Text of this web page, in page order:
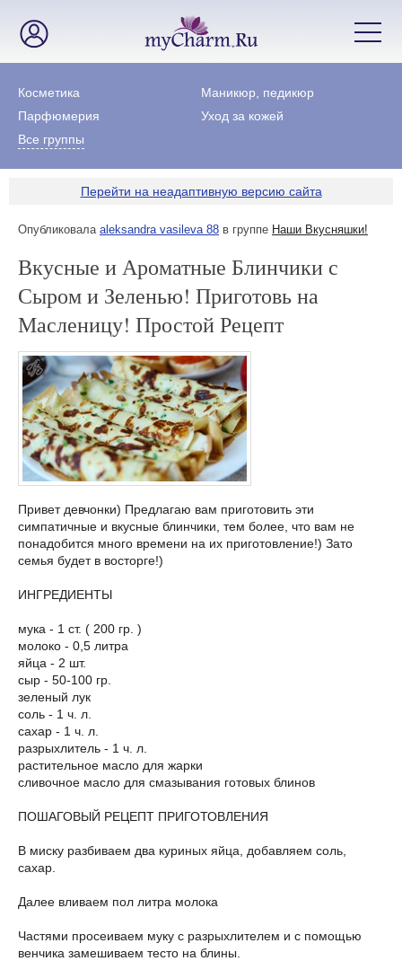
Косметика
Маникюр, педикюр
Парфюмерия
Уход за кожей
Все группы
Перейти на неадаптивную версию сайта
Опубликовала aleksandra vasileva 88 в группе Наши Вкусняшки!
Вкусные и Ароматные Блинчики с
Сыром и Зеленью! Приготовь на
Масленицу! Простой Рецепт
Привет девчонки) Предлагаю вам приготовить эти
симпатичные и вкусные блинчики, тем более, что вам не
понадобится много времени на их приготовление!) Зато
семья будет в восторге!)
ИНГРЕДИЕНТЫ
мука - 1 ст. ( 200 гр. )
молоко - 0,5 литра
яйца - 2 шт.
сыр - 50-100 гр.
зеленый лук
соль - 1 ч. л.
сахар - 1 ч. л.
разрыхлитель - 1 ч. л.
растительное масло для жарки
сливочное масло для смазывания готовых блинов
ПОШАГОВЫЙ РЕЦЕПТ ПРИГОТОВЛЕНИЯ
В миску разбиваем два куриных яйца, добавляем соль,
сахар.
Далее вливаем пол литра молока
Частями просеиваем муку с разрыхлителем и с помощью
венчика замешиваем тесто на блины.